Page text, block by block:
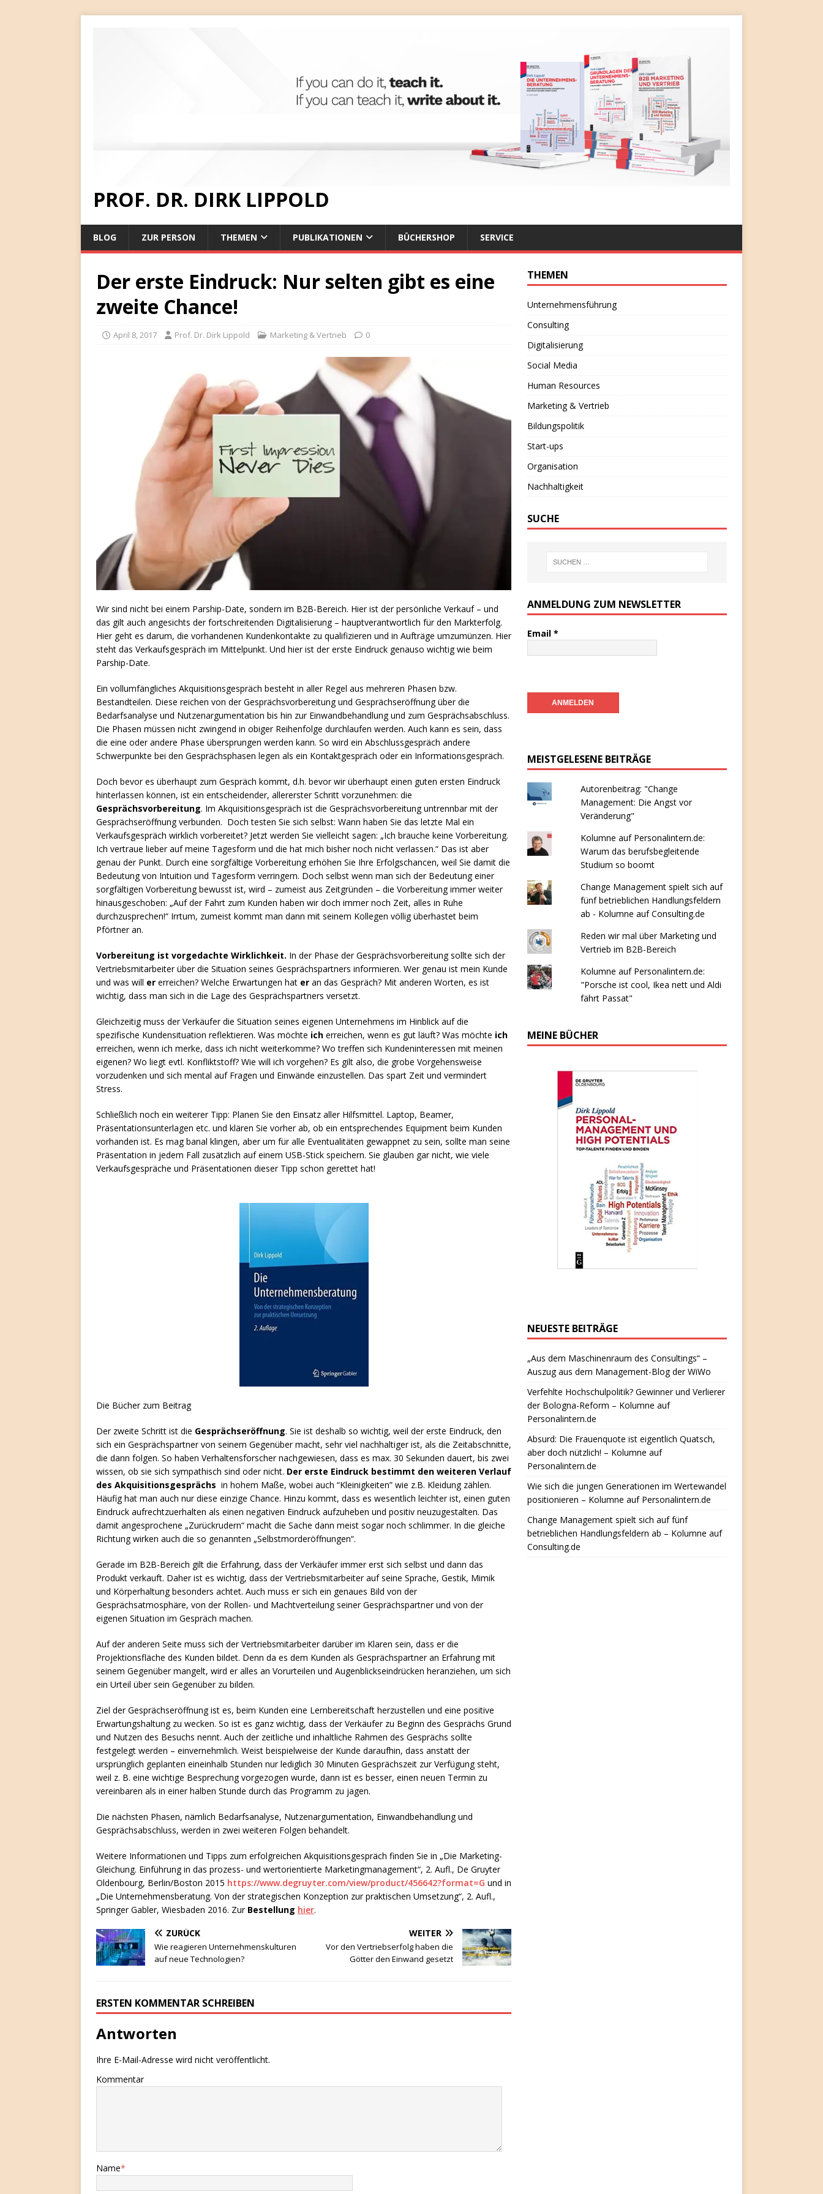
PROF. DR. DIRK LIPPOLD
BLOG ZUR PERSON THEMEN PUBLIKATIONEN BÜCHERSHOP SERVICE
Der erste Eindruck: Nur selten gibt es eine
zweite Chance!
April 8, 2017 Prof. Dr. Dirk Lippold Marketing & Vertrieb 0
Wir sind nicht bei einem Parship-Date, sondern im B2B-Bereich. Hier ist der persönliche Verkauf – und
das gilt auch angesichts der fortschreitenden Digitalisierung – hauptverantwortlich für den Markterfolg.
Hier geht es darum, die vorhandenen Kundenkontakte zu qualifizieren und in Aufträge umzumünzen. Hier
steht das Verkaufsgespräch im Mittelpunkt. Und hier ist der erste Eindruck genauso wichtig wie beim
Parship-Date.
Ein vollumfängliches Akquisitionsgespräch besteht in aller Regel aus mehreren Phasen bzw.
Bestandteilen. Diese reichen von der Gesprächsvorbereitung und Gesprächseröffnung über die
Bedarfsanalyse und Nutzenargumentation bis hin zur Einwandbehandlung und zum Gesprächsabschluss.
Die Phasen müssen nicht zwingend in obiger Reihenfolge durchlaufen werden. Auch kann es sein, dass
die eine oder andere Phase übersprungen werden kann. So wird ein Abschlussgespräch andere
Schwerpunkte bei den Gesprächsphasen legen als ein Kontaktgespräch oder ein Informationsgespräch.
Doch bevor es überhaupt zum Gespräch kommt, d.h. bevor wir überhaupt einen guten ersten Eindruck
hinterlassen können, ist ein entscheidender, allererster Schritt vorzunehmen: die
Gesprächsvorbereitung. Im Akquisitionsgespräch ist die Gesprächsvorbereitung untrennbar mit der
Gesprächseröffnung verbunden. Doch testen Sie sich selbst: Wann haben Sie das letzte Mal ein
Verkaufsgespräch wirklich vorbereitet? Jetzt werden Sie vielleicht sagen: „Ich brauche keine Vorbereitung.
Ich vertraue lieber auf meine Tagesform und die hat mich bisher noch nicht verlassen.“ Das ist aber
genau der Punkt. Durch eine sorgfältige Vorbereitung erhöhen Sie Ihre Erfolgschancen, weil Sie damit die
Bedeutung von Intuition und Tagesform verringern. Doch selbst wenn man sich der Bedeutung einer
sorgfältigen Vorbereitung bewusst ist, wird – zumeist aus Zeitgründen – die Vorbereitung immer weiter
hinausgeschoben: „Auf der Fahrt zum Kunden haben wir doch immer noch Zeit, alles in Ruhe
durchzusprechen!“ Irrtum, zumeist kommt man dann mit seinem Kollegen völlig überhastet beim
Pförtner an.
Vorbereitung ist vorgedachte Wirklichkeit. In der Phase der Gesprächsvorbereitung sollte sich der
Vertriebsmitarbeiter über die Situation seines Gesprächspartners informieren. Wer genau ist mein Kunde
und was will er erreichen? Welche Erwartungen hat er an das Gespräch? Mit anderen Worten, es ist
wichtig, dass man sich in die Lage des Gesprächspartners versetzt.
Gleichzeitig muss der Verkäufer die Situation seines eigenen Unternehmens im Hinblick auf die
spezifische Kundensituation reflektieren. Was möchte ich erreichen, wenn es gut läuft? Was möchte ich
erreichen, wenn ich merke, dass ich nicht weiterkomme? Wo treffen sich Kundeninteressen mit meinen
eigenen? Wo liegt evtl. Konfliktstoff? Wie will ich vorgehen? Es gilt also, die grobe Vorgehensweise
vorzudenken und sich mental auf Fragen und Einwände einzustellen. Das spart Zeit und vermindert
Stress.
Schließlich noch ein weiterer Tipp: Planen Sie den Einsatz aller Hilfsmittel. Laptop, Beamer,
Präsentationsunterlagen etc. und klären Sie vorher ab, ob ein entsprechendes Equipment beim Kunden
vorhanden ist. Es mag banal klingen, aber um für alle Eventualitäten gewappnet zu sein, sollte man seine
Präsentation in jedem Fall zusätzlich auf einem USB-Stick speichern. Sie glauben gar nicht, wie viele
Verkaufsgespräche und Präsentationen dieser Tipp schon gerettet hat!
Die Bücher zum Beitrag
Der zweite Schritt ist die Gesprächseröffnung. Sie ist deshalb so wichtig, weil der erste Eindruck, den
sich ein Gesprächspartner von seinem Gegenüber macht, sehr viel nachhaltiger ist, als die Zeitabschnitte,
die dann folgen. So haben Verhaltensforscher nachgewiesen, dass es max. 30 Sekunden dauert, bis zwei
wissen, ob sie sich sympathisch sind oder nicht. Der erste Eindruck bestimmt den weiteren Verlauf
des Akquisitionsgesprächs in hohem Maße, wobei auch “Kleinigkeiten” wie z.B. Kleidung zählen.
Häufig hat man auch nur diese einzige Chance. Hinzu kommt, dass es wesentlich leichter ist, einen guten
Eindruck aufrechtzuerhalten als einen negativen Eindruck aufzuheben und positiv neuzugestalten. Das
damit angesprochene „Zurückrudern“ macht die Sache dann meist sogar noch schlimmer. In die gleiche
Richtung wirken auch die so genannten „Selbstmorderöffnungen“.
Gerade im B2B-Bereich gilt die Erfahrung, dass der Verkäufer immer erst sich selbst und dann das
Produkt verkauft. Daher ist es wichtig, dass der Vertriebsmitarbeiter auf seine Sprache, Gestik, Mimik
und Körperhaltung besonders achtet. Auch muss er sich ein genaues Bild von der
Gesprächsatmosphäre, von der Rollen- und Machtverteilung seiner Gesprächspartner und von der
eigenen Situation im Gespräch machen.
Auf der anderen Seite muss sich der Vertriebsmitarbeiter darüber im Klaren sein, dass er die
Projektionsfläche des Kunden bildet. Denn da es dem Kunden als Gesprächspartner an Erfahrung mit
seinem Gegenüber mangelt, wird er alles an Vorurteilen und Augenblickseindrücken heranziehen, um sich
ein Urteil über sein Gegenüber zu bilden.
Ziel der Gesprächseröffnung ist es, beim Kunden eine Lernbereitschaft herzustellen und eine positive
Erwartungshaltung zu wecken. So ist es ganz wichtig, dass der Verkäufer zu Beginn des Gesprächs Grund
und Nutzen des Besuchs nennt. Auch der zeitliche und inhaltliche Rahmen des Gesprächs sollte
festgelegt werden – einvernehmlich. Weist beispielweise der Kunde daraufhin, dass anstatt der
ursprünglich geplanten eineinhalb Stunden nur lediglich 30 Minuten Gesprächszeit zur Verfügung steht,
weil z. B. eine wichtige Besprechung vorgezogen wurde, dann ist es besser, einen neuen Termin zu
vereinbaren als in einer halben Stunde durch das Programm zu jagen.
Die nächsten Phasen, nämlich Bedarfsanalyse, Nutzenargumentation, Einwandbehandlung und
Gesprächsabschluss, werden in zwei weiteren Folgen behandelt.
Weitere Informationen und Tipps zum erfolgreichen Akquisitionsgespräch finden Sie in „Die Marketing-
Gleichung. Einführung in das prozess- und wertorientierte Marketingmanagement“, 2. Aufl., De Gruyter
Oldenbourg, Berlin/Boston 2015 https://www.degruyter.com/view/product/456642?format=G und in
„Die Unternehmensberatung. Von der strategischen Konzeption zur praktischen Umsetzung“, 2. Aufl.,
Springer Gabler, Wiesbaden 2016. Zur Bestellung hier.
ZURÜCK
Wie reagieren Unternehmenskulturen
auf neue Technologien?
WEITER
Vor den Vertriebserfolg haben die
Götter den Einwand gesetzt
ERSTEN KOMMENTAR SCHREIBEN
Antworten
Ihre E-Mail-Adresse wird nicht veröffentlicht.
Kommentar
Name*
THEMEN
Unternehmensführung
Consulting
Digitalisierung
Social Media
Human Resources
Marketing & Vertrieb
Bildungspolitik
Start-ups
Organisation
Nachhaltigkeit
SUCHE
ANMELDUNG ZUM NEWSLETTER
Email *
MEISTGELESENE BEITRÄGE
Autorenbeitrag: "Change
Management: Die Angst vor
Veränderung"
Kolumne auf Personalintern.de:
Warum das berufsbegleitende
Studium so boomt
Change Management spielt sich auf
fünf betrieblichen Handlungsfeldern
ab - Kolumne auf Consulting.de
Reden wir mal über Marketing und
Vertrieb im B2B-Bereich
Kolumne auf Personalintern.de:
"Porsche ist cool, Ikea nett und Aldi
fährt Passat"
MEINE BÜCHER
NEUESTE BEITRÄGE
„Aus dem Maschinenraum des Consultings“ –
Auszug aus dem Management-Blog der WiWo
Verfehlte Hochschulpolitik? Gewinner und Verlierer
der Bologna-Reform – Kolumne auf
Personalintern.de
Absurd: Die Frauenquote ist eigentlich Quatsch,
aber doch nützlich! – Kolumne auf
Personalintern.de
Wie sich die jungen Generationen im Wertewandel
positionieren – Kolumne auf Personalintern.de
Change Management spielt sich auf fünf
betrieblichen Handlungsfeldern ab – Kolumne auf
Consulting.de